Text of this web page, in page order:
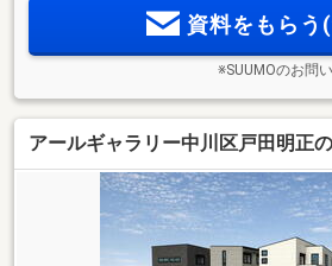
資料をもらう
※SUUMOのお問
アールギャラリー中川区戸田明正